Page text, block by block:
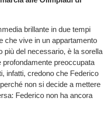
brillante in due tempi
che vive in un appartamento
più del necessario, è la sorella
profondamente preoccupata
infatti, credono che Federico
non si decide a mettere
Federico non ha ancora